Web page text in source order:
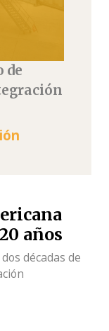
de
años
décadas de